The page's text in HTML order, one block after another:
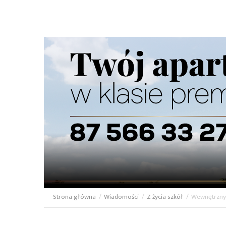
Ścieżka
Strona główna / Wiadomości / Z życia szkół /